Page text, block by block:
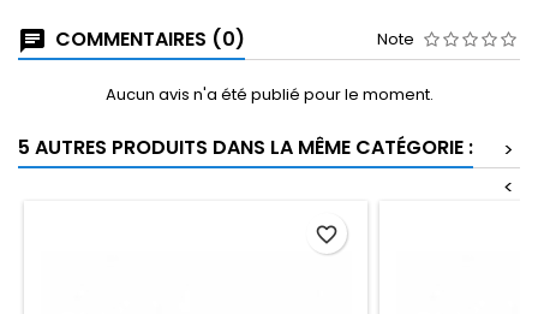
COMMENTAIRES (0) Note
Aucun avis n'a été publié pour le moment.
5 AUTRES PRODUITS DANS LA MÊME CATÉGORIE :
>
<
favorite_border